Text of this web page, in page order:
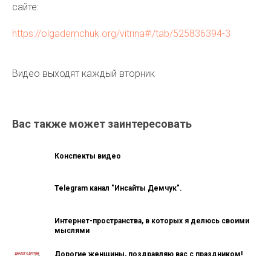
сайте:
https://olgademchuk.org/vitrina#!/tab/525836394-3
Видео выходят каждый вторник
Вас также может заинтересовать
Конспекты видео
Telegram канал "Инсайты Демчук".
Интернет-пространства, в которых я делюсь своими
мыслями
Дорогие женщины, поздравляю вас с праздником!